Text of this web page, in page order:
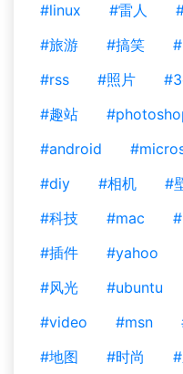
#linux
#雷人
#旅游
#搞笑
#rss
#照片
#趣站
#android
#diy
#相机 #
#科技
#mac
#插件
#yahoo
#风光
#ubuntu
#video
#msn
#地图
#时尚